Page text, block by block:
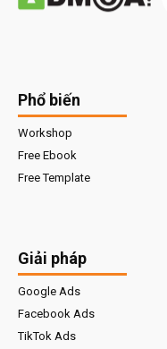
Phổ biến
Workshop
Free Ebook
Free Template
Giải pháp
Google Ads
Facebook Ads
TikTok Ads